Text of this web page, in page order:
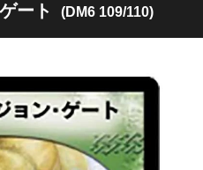
ート (DM6 109/110)